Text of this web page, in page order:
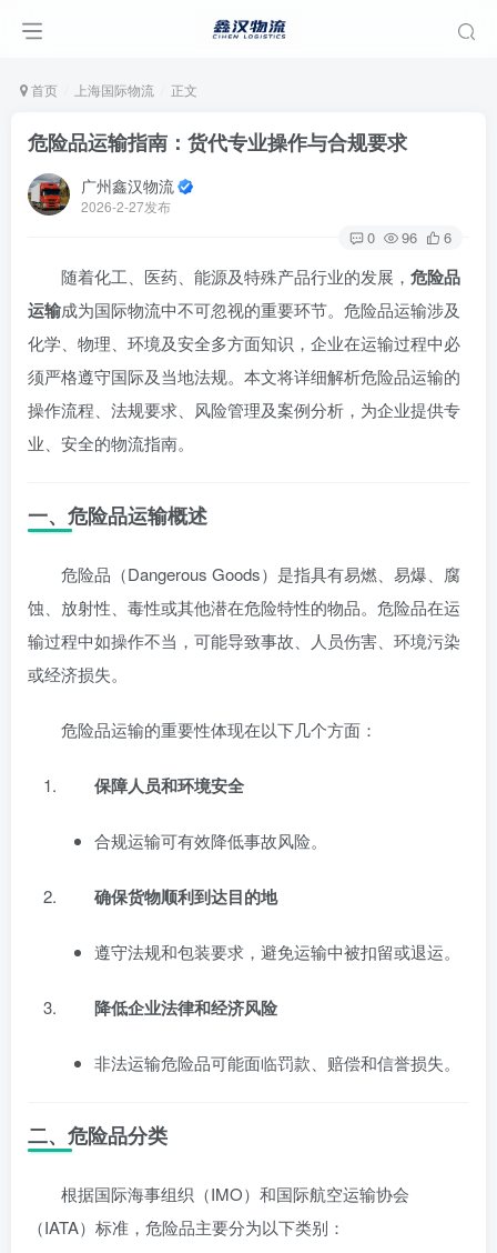
首页 上海国际物流 正文
危险品运输指南：货代专业操作与合规要求
广州鑫汉物流
2026-2-27发布
0 96 6
随着化工、医药、能源及特殊产品行业的发展， 危险品
运输成为国际物流中不可忽视的重要环节。危险品运输涉及
化学、物理、环境及安全多方面知识，企业在运输过程中必
须严格遵守国际及当地法规。本文将详细解析危险品运输的
操作流程、法规要求、风险管理及案例分析，为企业提供专
业、安全的物流指南。
一、危险品运输概述
危险品（Dangerous Goods）是指具有易燃、易爆、腐
蚀、放射性、毒性或其他潜在危险特性的物品。危险品在运
输过程中如操作不当，可能导致事故、人员伤害、环境污染
或经济损失。
危险品运输的重要性体现在以下几个方面：
保障人员和环境安全
合规运输可有效降低事故风险。
确保货物顺利到达目的地
遵守法规和包装要求，避免运输中被扣留或退运。
降低企业法律和经济风险
非法运输危险品可能面临罚款、赔偿和信誉损失。
二、危险品分类
根据国际海事组织（IMO）和国际航空运输协会
（IATA）标准，危险品主要分为以下类别：